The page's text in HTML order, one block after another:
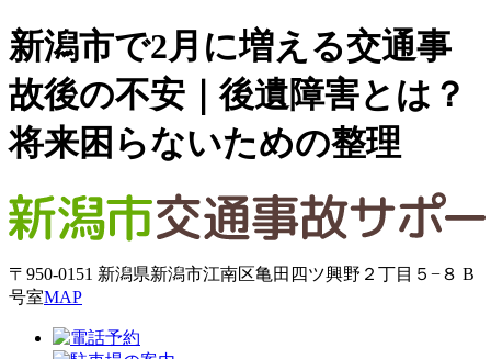
新潟市で2月に増える交通事
故後の不安｜後遺障害とは？
将来困らないための整理
〒950-0151 新潟県新潟市江南区亀田四ツ興野２丁目５−８ B
号室MAP